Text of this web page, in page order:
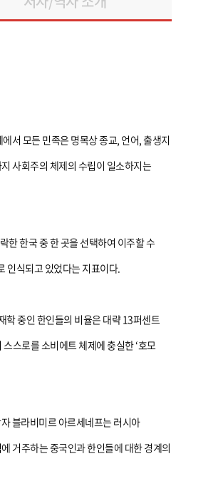
서 모든 민족은 명목상 종교, 언어, 출생지
사회주의 체제의 수립이 일소하지는
한 한국 중 한 곳을 선택하여 이주할 수
인식되고 있었다는 지표이다.
학 중인 한인들의 비율은 대략 13퍼센트
스로를 소비에트 체제에 충실한 ‘호모
블라비미르 아르세네프는 러시아
거주하는 중국인과 한인들에 대한 경계의